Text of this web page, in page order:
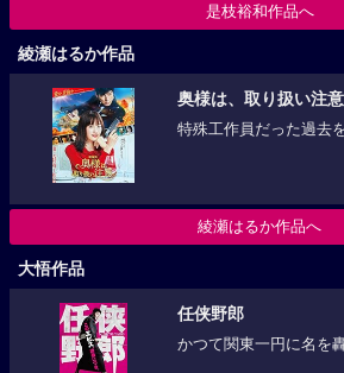
是枝裕和作品へ
綾瀬はるか作品
奥様は、取り扱い注意
特殊工作員だった過去
綾瀬はるか作品へ
大悟作品
任侠野郎
かつて関東一円に名を